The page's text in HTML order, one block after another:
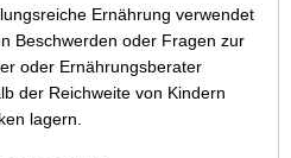
Ernährung verwendet
Beschwerden oder Fragen zur
oder Ernährungsberater
der Reichweite von Kindern
lagern.